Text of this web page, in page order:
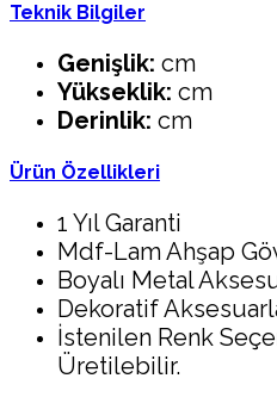
Teknik Bilgiler
Genişlik: cm
Yükseklik: cm
Derinlik: cm
Ürün Özellikleri
1 Yıl Garanti
Mdf-Lam Ahşap
Boyalı Metal
Dekoratif
İstenilen Renk
Üretilebilir.